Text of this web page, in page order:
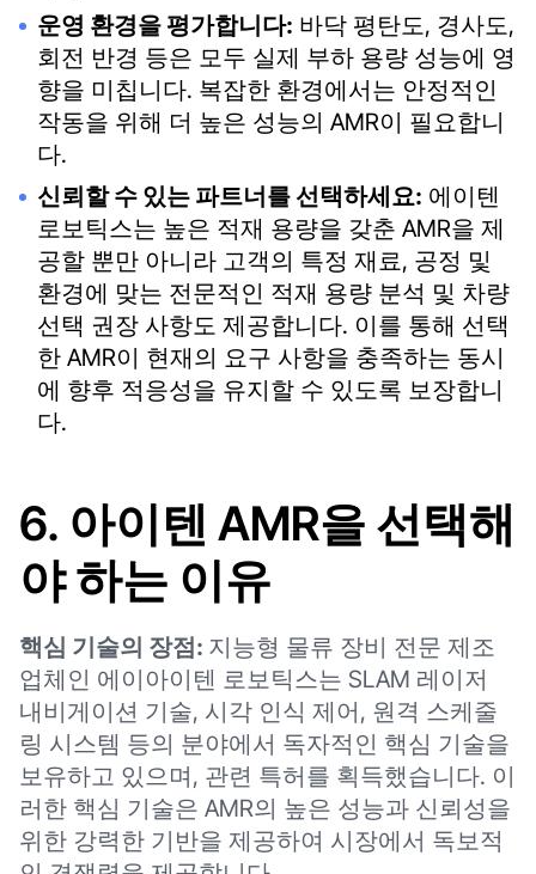
운영 환경을 평가합니다: 바닥 평탄도, 경사도,
회전 반경 등은 모두 실제 부하 용량 성능에 영
향을 미칩니다. 복잡한 환경에서는 안정적인
작동을 위해 더 높은 성능의 AMR이 필요합니
다.
신뢰할 수 있는 파트너를 선택하세요: 에이텐
로보틱스는 높은 적재 용량을 갖춘 AMR을 제
공할 뿐만 아니라 고객의 특정 재료, 공정 및
환경에 맞는 전문적인 적재 용량 분석 및 차량
선택 권장 사항도 제공합니다. 이를 통해 선택
한 AMR이 현재의 요구 사항을 충족하는 동시
에 향후 적응성을 유지할 수 있도록 보장합니
다.
6. 아이텐 AMR을 선택해
야 하는 이유
핵심 기술의 장점: 지능형 물류 장비 전문 제조
업체인 에이아이텐 로보틱스는 SLAM 레이저
내비게이션 기술, 시각 인식 제어, 원격 스케줄
링 시스템 등의 분야에서 독자적인 핵심 기술을
보유하고 있으며, 관련 특허를 획득했습니다. 이
러한 핵심 기술은 AMR의 높은 성능과 신뢰성을
위한 강력한 기반을 제공하여 시장에서 독보적